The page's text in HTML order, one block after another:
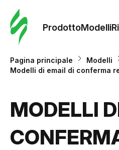
ProdottoModelli
Pagina principale
Modelli
Modelli di email di conferma
MODELLI